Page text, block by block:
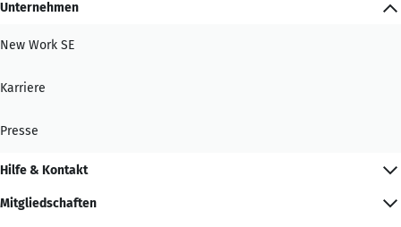
Unternehmen
New Work SE
Karriere
Presse
Hilfe & Kontakt
Mitgliedschaften